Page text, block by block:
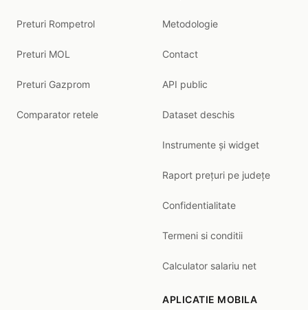
Preturi Rompetrol
Preturi MOL
Preturi Gazprom
Comparator retele
Metodologie
Contact
API public
Dataset deschis
Instrumente și widget
Raport prețuri pe județe
Confidentialitate
Termeni si conditii
Calculator salariu net
APLICATIE MOBILA